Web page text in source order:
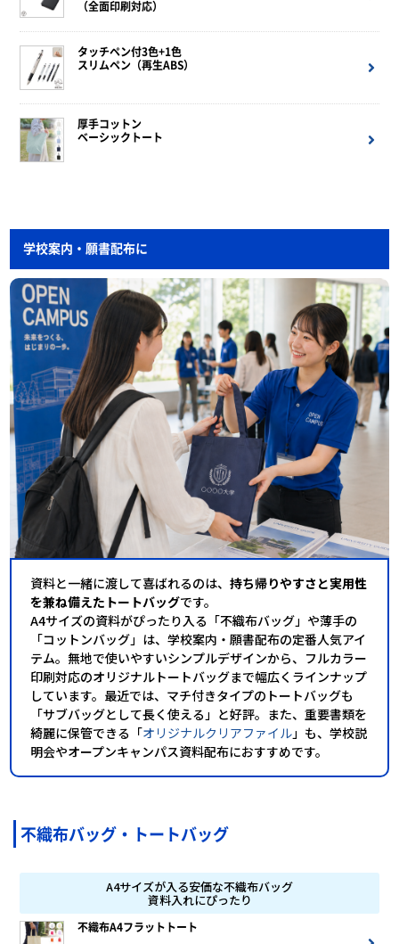
（全面印刷対応）
タッチペン付3色+1色
スリムペン（再生ABS）
厚手コットン
ベーシックトート
学校案内・願書配布に
資料と一緒に渡して喜ばれるのは、持ち帰りやすさと実用性
を兼ね備えたトートバッグです。
A4サイズの資料がぴったり入る「不織布バッグ」や薄手の
「コットンバッグ」は、学校案内・願書配布の定番人気アイ
テム。無地で使いやすいシンプルデザインから、フルカラー
印刷対応のオリジナルトートバッグまで幅広くラインナップ
しています。最近では、マチ付きタイプのトートバッグも
「サブバッグとして長く使える」と好評。また、重要書類を
綺麗に保管できる「オリジナルクリアファイル」も、学校説
明会やオープンキャンパス資料配布におすすめです。
不織布バッグ・トートバッグ
A4サイズが入る安価な不織布バッグ
資料入れにぴったり
不織布A4フラットトート